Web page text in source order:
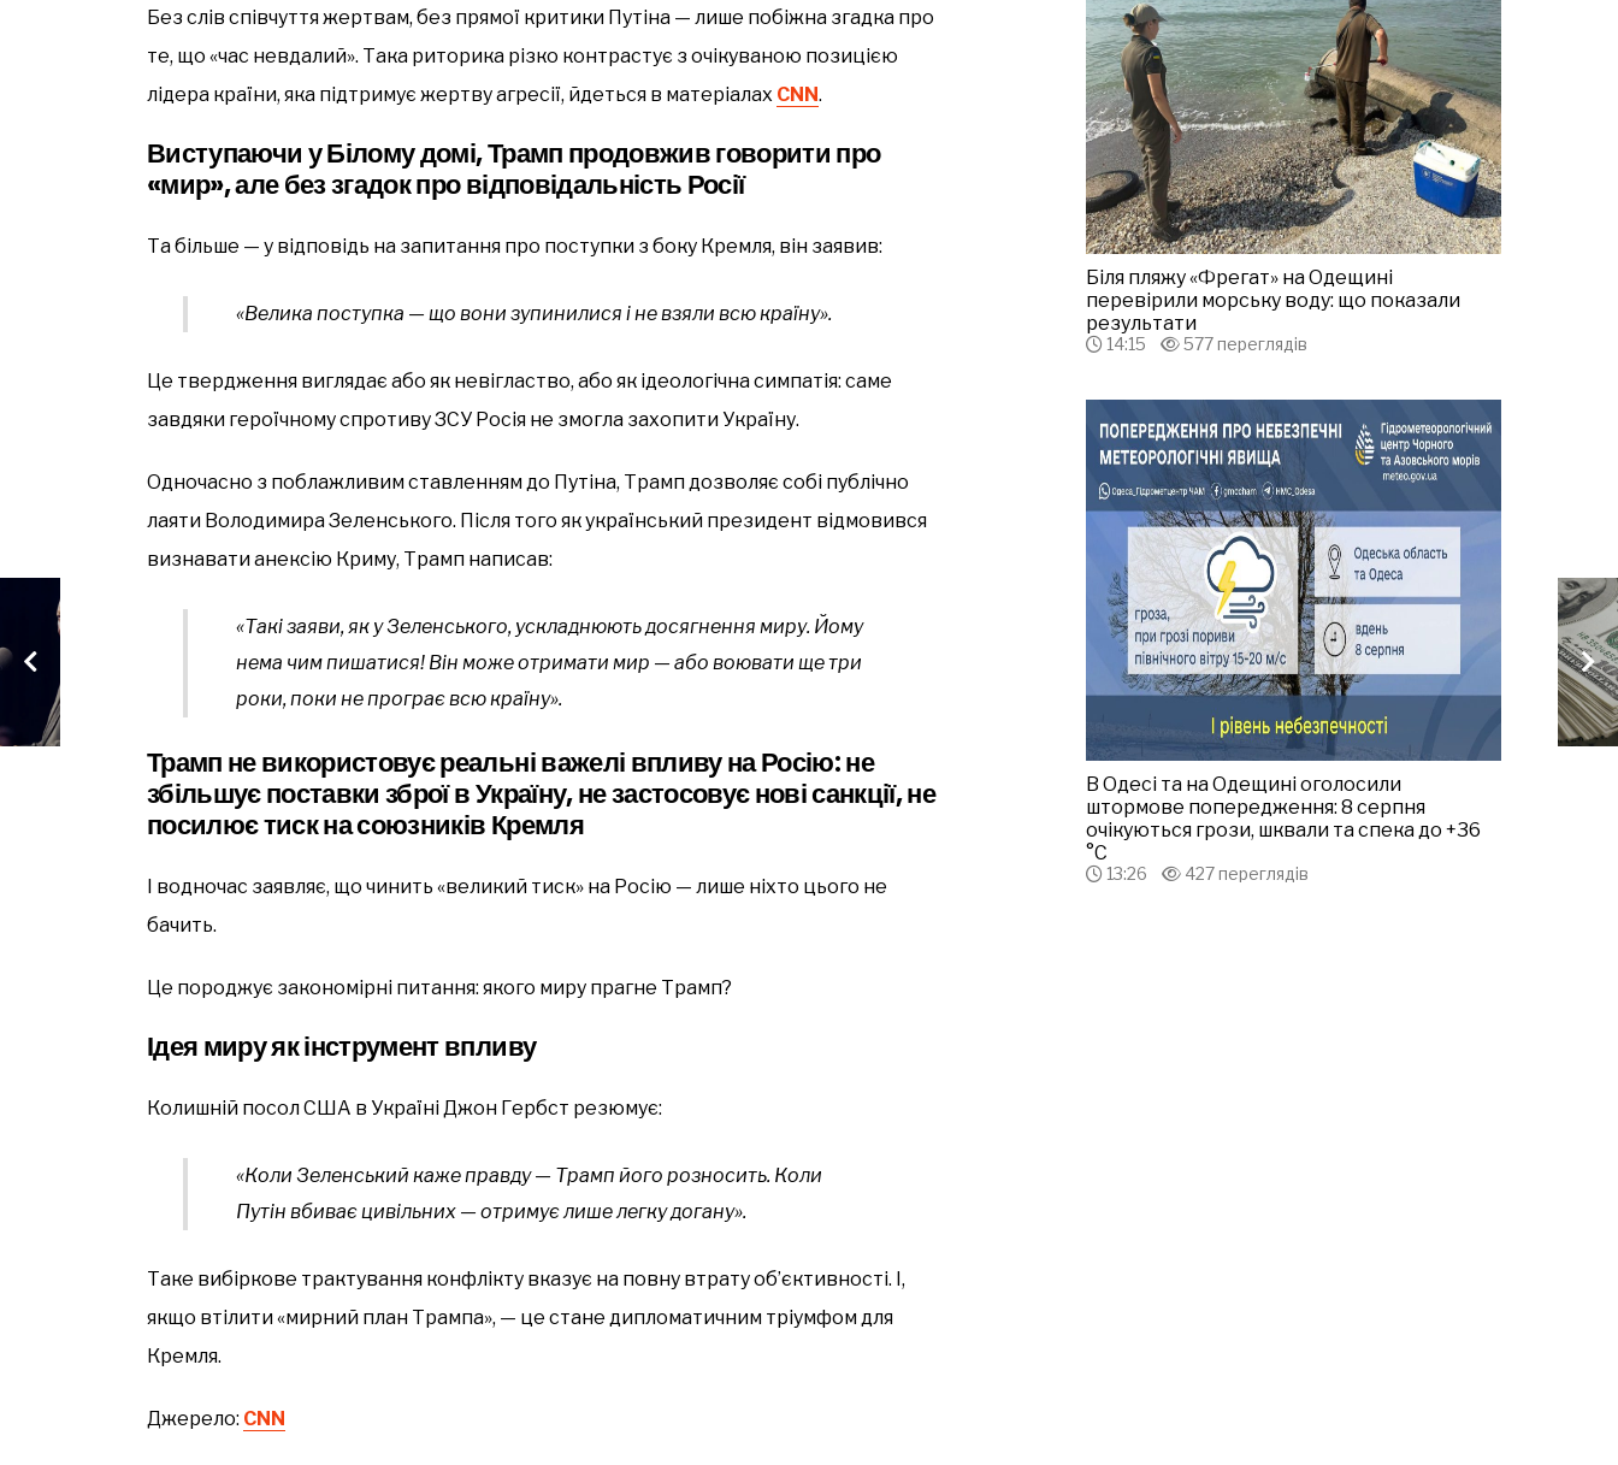
Без слів співчуття жертвам, без прямої критики Путіна — лише побіжна згадка про
те, що «час невдалий». Така риторика різко контрастує з очікуваною позицією
лідера країни, яка підтримує жертву агресії, йдеться в матеріалах СNN.
Виступаючи у Білому домі, Трамп продовжив говорити про
«мир», але без згадок про відповідальність Росії
Та більше — у відповідь на запитання про поступки з боку Кремля, він заявив:
«Велика поступка — що вони зупинилися і не взяли всю країну».
Це твердження виглядає або як невігластво, або як ідеологічна симпатія: саме
завдяки героїчному спротиву ЗСУ Росія не змогла захопити Україну.
Одночасно з поблажливим ставленням до Путіна, Трамп дозволяє собі публічно
лаяти Володимира Зеленського. Після того як український президент відмовився
визнавати анексію Криму, Трамп написав:
«Такі заяви, як у Зеленського, ускладнюють досягнення миру. Йому
нема чим пишатися! Він може отримати мир — або воювати ще три
роки, поки не програє всю країну».
Трамп не використовує реальні важелі впливу на Росію: не
збільшує поставки зброї в Україну, не застосовує нові санкції, не
посилює тиск на союзників Кремля
І водночас заявляє, що чинить «великий тиск» на Росію — лише ніхто цього не
бачить.
Це породжує закономірні питання: якого миру прагне Трамп?
Ідея миру як інструмент впливу
Колишній посол США в Україні Джон Гербст резюмує:
«Коли Зеленський каже правду — Трамп його розносить. Коли
Путін вбиває цивільних — отримує лише легку догану».
Таке вибіркове трактування конфлікту вказує на повну втрату об’єктивності. І,
якщо втілити «мирний план Трампа», — це стане дипломатичним тріумфом для
Кремля.
Джерело: СNN
Біля пляжу «Фрегат» на Одещині
перевірили морську воду: що показали
результати
14:15 577 переглядів
В Одесі та на Одещині оголосили
штормове попередження: 8 серпня
очікуються грози, шквали та спека до +36
°С
13:26 427 переглядів